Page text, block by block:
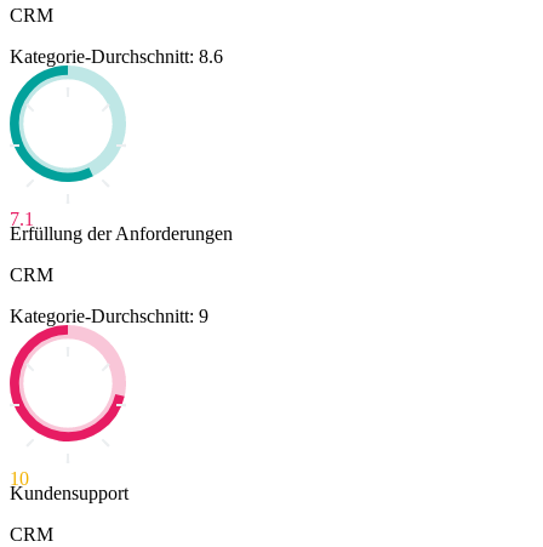
CRM
Kategorie-Durchschnitt: 8.6
7.1
Erfüllung der Anforderungen
CRM
Kategorie-Durchschnitt: 9
10
Kundensupport
CRM